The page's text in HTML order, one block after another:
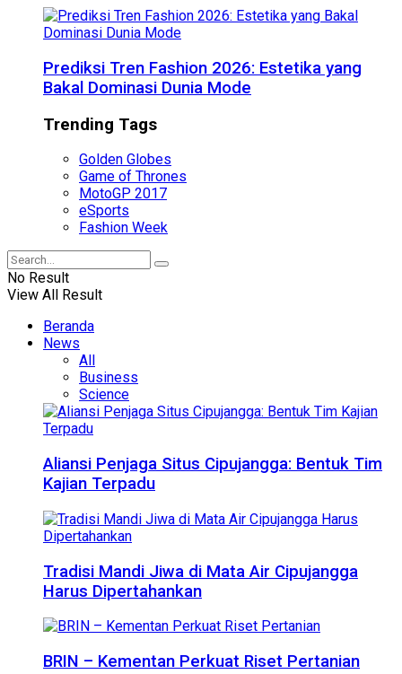
Prediksi Tren Fashion 2026: Estetika yang
Bakal Dominasi Dunia Mode
Trending Tags
Golden Globes
Game of Thrones
MotoGP 2017
eSports
Fashion Week
No Result
View All Result
Beranda
News
All
Business
Science
Aliansi Penjaga Situs Cipujangga: Bentuk Tim
Kajian Terpadu
Tradisi Mandi Jiwa di Mata Air Cipujangga
Harus Dipertahankan
BRIN – Kementan Perkuat Riset Pertanian